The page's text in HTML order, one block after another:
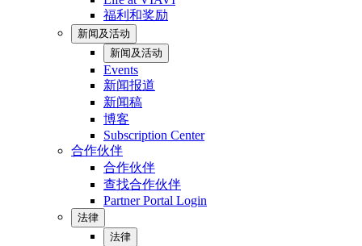
福利和奖励
新闻及活动
新闻及活动
Events
新闻报道
新闻稿
博客
Subscription Center
合作伙伴
合作伙伴
查找合作伙伴
Partner Portal Login
法律
法律